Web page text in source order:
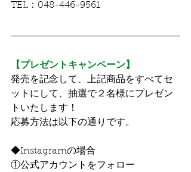
TEL：048-446-9561
【プレゼントキャンペーン】
発売を記念して、上記商品をすべてセ
ットにして、抽選で２名様にプレゼン
トいたします！
応募方法は以下の通りです。
◆Instagramの場合
①公式アカウントをフォロー